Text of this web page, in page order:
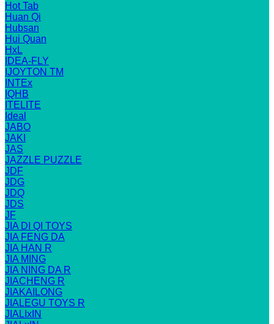
Hot Tab
Huan Qi
Hubsan
Hui Quan
HxL
IDEA-FLY
IJOYTON TM
INTEx
IQHB
ITELITE
Ideal
JABO
JAKI
JAS
JAZZLE PUZZLE
JDF
JDG
JDQ
JDS
JF
JIA DI QI TOYS
JIA FENG DA
JIA HAN R
JIA MING
JIA NING DA R
JIACHENG R
JIAKAILONG
JIALEGU TOYS R
JIALIxIN